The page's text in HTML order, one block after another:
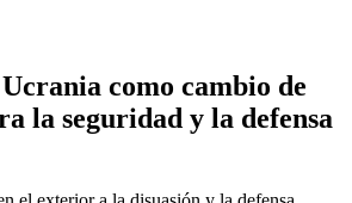
como cambio de
la seguridad y la defensa